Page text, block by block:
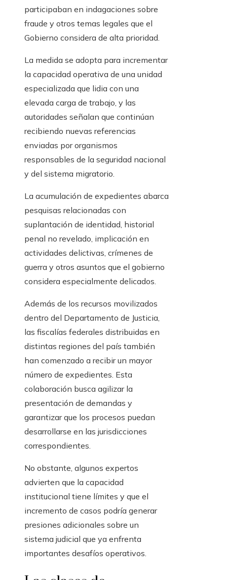
participaban en indagaciones sobre
fraude y otros temas legales que el
Gobierno considera de alta prioridad.
La medida se adopta para incrementar
la capacidad operativa de una unidad
especializada que lidia con una
elevada carga de trabajo, y las
autoridades señalan que continúan
recibiendo nuevas referencias
enviadas por organismos
responsables de la seguridad nacional
y del sistema migratorio.
La acumulación de expedientes abarca
pesquisas relacionadas con
suplantación de identidad, historial
penal no revelado, implicación en
actividades delictivas, crímenes de
guerra y otros asuntos que el gobierno
considera especialmente delicados.
Además de los recursos movilizados
dentro del Departamento de Justicia,
las fiscalías federales distribuidas en
distintas regiones del país también
han comenzado a recibir un mayor
número de expedientes. Esta
colaboración busca agilizar la
presentación de demandas y
garantizar que los procesos puedan
desarrollarse en las jurisdicciones
correspondientes.
No obstante, algunos expertos
advierten que la capacidad
institucional tiene límites y que el
incremento de casos podría generar
presiones adicionales sobre un
sistema judicial que ya enfrenta
importantes desafíos operativos.